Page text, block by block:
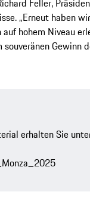
Feller,
„Erneut haben
auf hohem Niveau
souveränen Gewinn
erhalten Sie